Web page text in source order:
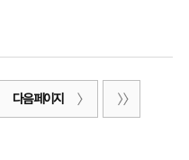
다음 페이지